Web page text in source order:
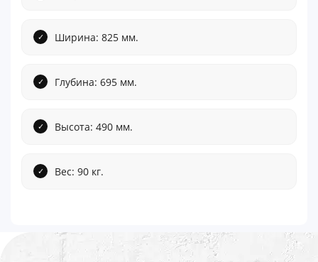
Ширина: 825 мм.
Глубина: 695 мм.
Высота: 490 мм.
Вес: 90 кг.